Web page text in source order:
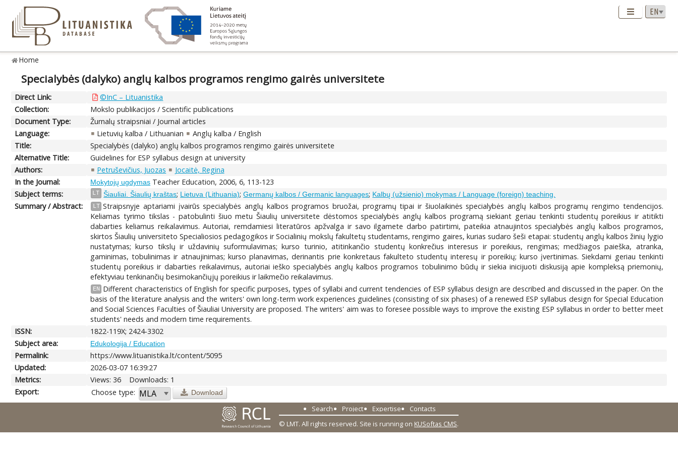
Home
Specialybės (dalyko) anglų kalbos programos rengimo gairės universitete
Direct Link:
©InC – Lituanistika
Collection:
Mokslo publikacijos / Scientific publications
Document Type:
Žurnalų straipsniai / Journal articles
Language:
Lietuvių kalba / Lithuanian
Anglų kalba / English
Title:
Specialybės (dalyko) anglų kalbos programos rengimo gairės universitete
Alternative Title:
Guidelines for ESP syllabus design at university
Authors:
Petruševičius, Juozas
Jocaitė, Regina
In the Journal:
Mokytojų ugdymas Teacher Education, 2006, 6, 113-123
Subject terms:
LT Šiauliai. Šiaulių kraštas; Lietuva (Lithuania);Germanų kalbos / Germanic languages; Kalbų (užsienio) mokymas / Language (foreign) teaching.
Summary / Abstract: LT Straipsnyje aptariami įvairūs specialybės anglų kalbos programos bruožai, programų tipai ir šiuolaikinės specialybės anglų kalbos programų rengimo tendencijos.
Keliamas tyrimo tikslas - patobulinti šiuo metu Šiaulių universitete dėstomos specialybės anglų kalbos programą siekiant geriau tenkinti studentų poreikius ir atitikti
dabarties keliamus reikalavimus. Autoriai, remdamiesi literatūros apžvalga ir savo ilgamete darbo patirtimi, pateikia atnaujintos specialybės anglų kalbos programos,
skirtos Šiaulių universiteto Specialiosios pedagogikos ir Socialinių mokslų fakultetų studentams, rengimo gaires, kurias sudaro šeši etapai: studentų anglų kalbos žinių lygio
nustatymas; kurso tikslų ir uždavinių suformulavimas; kurso turinio, atitinkančio studentų konkrečius interesus ir poreikius, rengimas; medžiagos paieška, atranka,
gaminimas, tobulinimas ir atnaujinimas; kurso planavimas, derinantis prie konkretaus fakulteto studentų interesų ir poreikių; kurso įvertinimas. Siekdami geriau tenkinti
studentų poreikius ir dabarties reikalavimus, autoriai ieško specialybės anglų kalbos programos tobulinimo būdų ir siekia inicijuoti diskusiją apie kompleksą priemonių,
efektyviau tenkinančių besimokančiųjų poreikius ir laikmečio reikalavimus.
EN
Different characteristics of English for specific purposes, types of syllabi and current tendencies of ESP syllabus design are described and discussed in the paper. On the
basis of the literature analysis and the writers' own long-term work experiences guidelines (consisting of six phases) of a renewed ESP syllabus design for Special Education
and Social Sciences Faculties of Šiauliai University are proposed. The writers' aim was to foresee possible ways to improve the existing ESP syllabus in order to better meet
students' needs and modern time requirements.
ISSN:
1822-119X; 2424-3302
Subject area:
Edukologija / Education
Permalink:
https://www.lituanistika.lt/content/5095
Updated:
2026-03-07 16:39:27
Metrics:
Views: 36
Downloads: 1
Export:
Choose type: Download
Search Project Expertise
Contacts
© LMT. All rights reserved. Site is running on KUSoftas CMS.